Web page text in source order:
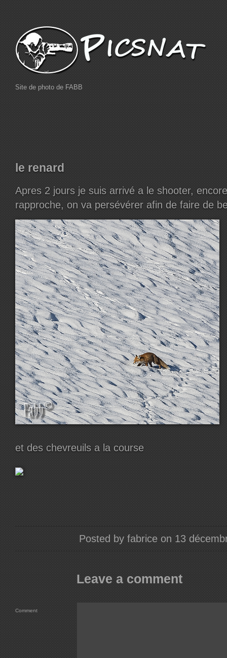
Site de photo de FABB
le renard
Apres 2 jours je suis arrivé a le shooter,
rapproche, on va persévérer afin de faire de
et des chevreuils a la course
Posted by fabrice on 13
Leave a comment
Comment